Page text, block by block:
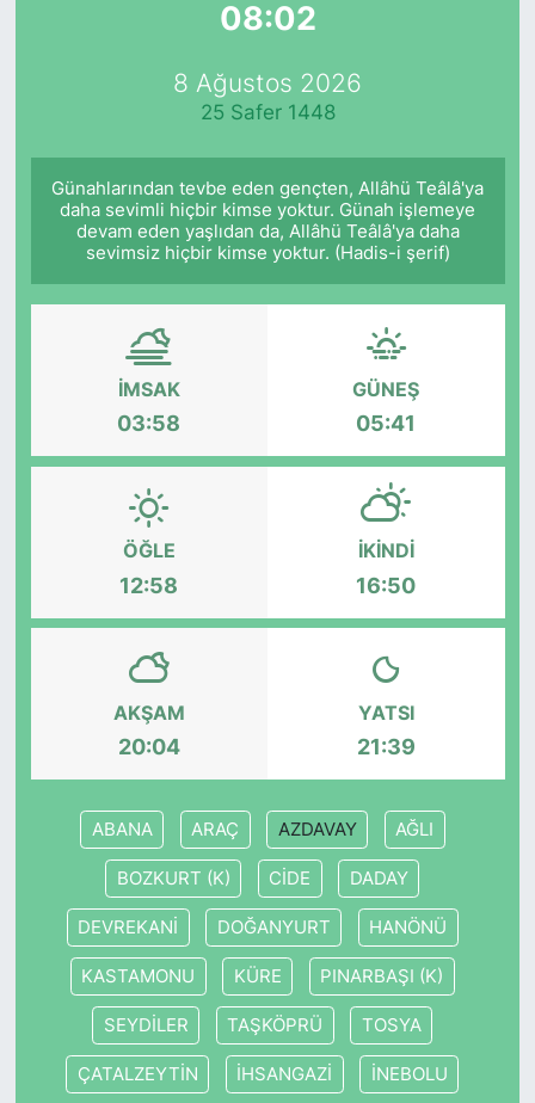
08:02
8 Ağustos 2026
25 Safer 1448
Günahlarından tevbe eden gençten, Allâhü Teâlâ'ya
daha sevimli hiçbir kimse yoktur. Günah işlemeye
devam eden yaşlıdan da, Allâhü Teâlâ'ya daha
sevimsiz hiçbir kimse yoktur. (Hadis-i şerif)
İMSAK
03:58
GÜNEŞ
05:41
ÖĞLE
12:58
İKINDI
16:50
AKŞAM
20:04
YATSI
21:39
ABANA ARAÇ AZDAVAY AĞLI
BOZKURT (K) CİDE DADAY
DEVREKANİ DOĞANYURT HANÖNÜ
KASTAMONU KÜRE PINARBAŞI (K)
SEYDİLER TAŞKÖPRÜ TOSYA
ÇATALZEYTİN İHSANGAZİ İNEBOLU
Spor
ŞİRKET HABERLERİ
SAVUNMA SANAYİ
FUAR HABERLERİ
FUAR TAKVİMİ
Amerika Fuarları
FUAR RAPORU
FESTİVAL HABERLERİ
FESTİVAL TAKVİMİ
KONGRE HABERLERİ
KONGRE TAKVİMİ
RÖPORTAJLAR
BİYOGRAFİLER